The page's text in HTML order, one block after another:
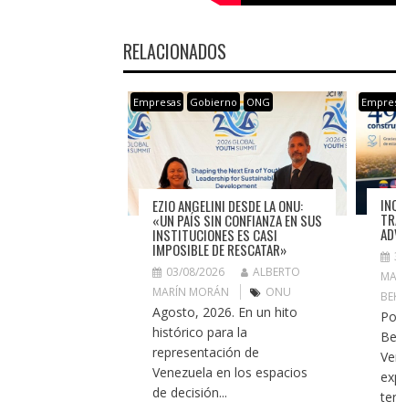
RELACIONADOS
Empresas Gobierno ONG
EZIO ANGELINI DESDE LA ONU:
«UN PAÍS SIN CONFIANZA EN SUS
INSTITUCIONES ES CASI
IMPOSIBLE DE RESCATAR»
03/08/2026
ALBERTO
MARÍN MORÁN
ONU
Agosto, 2026. En un hito
histórico para la
representación de
Venezuela en los espacios
de decisión...